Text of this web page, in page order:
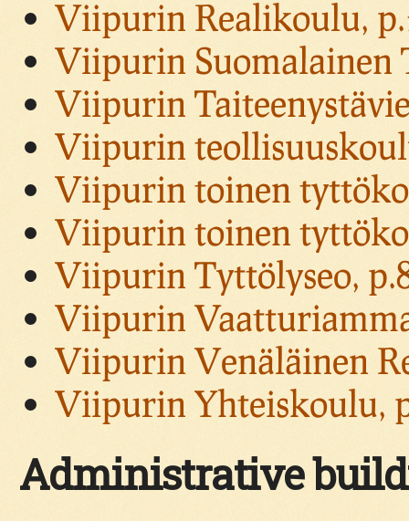
Viipurin Realikoulu,
Viipurin Suomalainen
Viipurin
Viipurin
Viipurin toinen
Viipurin toinen
Viipurin Tyttölyseo,
Viipurin
Viipurin Venäläinen
Viipurin Yhteiskoulu,
Administrative